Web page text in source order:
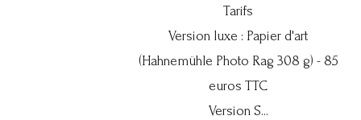
Tarifs
Version luxe : Papier d'art
(Hahnemühle Photo Rag 308 g) - 85
euros TTC
Version S...